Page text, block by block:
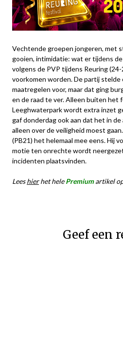
Vechtende groepen jongeren, met
gooien, intimidatie: wat er tijdens
volgens de PVP tijdens Reuring
voorkomen worden. De partij
maatregelen voor, maar dat ging
en de raad te ver. Alleen buiten het
Leeghwaterpark wordt extra inzet
gaf donderdag ook aan dat het in
alleen over de veiligheid moest
(PB21) het helemaal mee eens. Hij
motie ten onrechte wordt
incidenten plaatsvinden.
Leeshierhet helePremium artikel
Geef een